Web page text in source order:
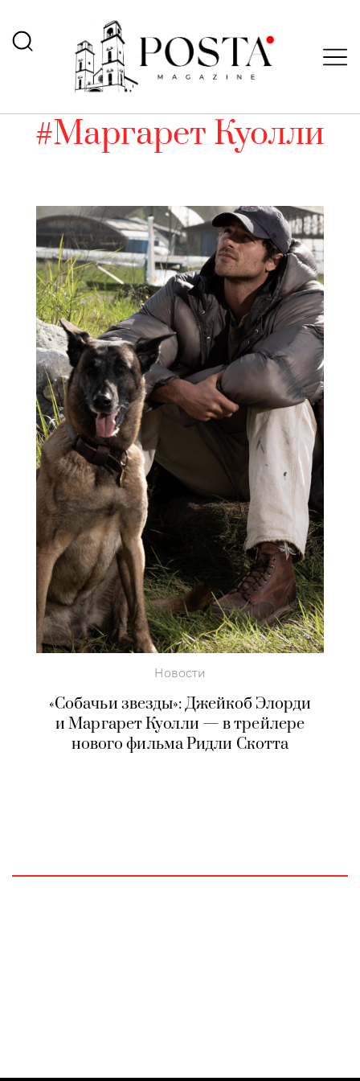
#Маргарет Куолли
Новости
«Собачьи звезды»: Джейкоб Элорди
и Маргарет Куолли — в трейлере
нового фильма Ридли Скотта